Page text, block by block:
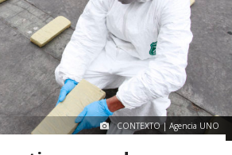
CONTEXTO | Agencia UNO